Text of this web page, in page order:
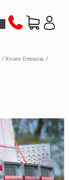
/ Roues Dessous /